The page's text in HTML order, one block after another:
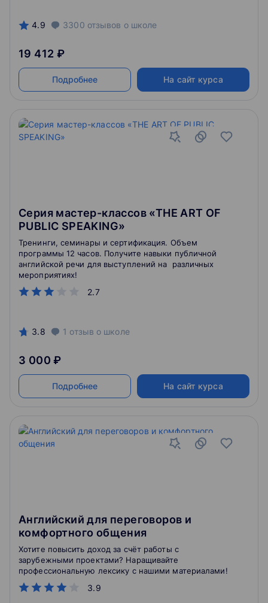
4.9 3300 отзывов о школе
19 412 ₽
Подробнее На сайт курса
Серия мастер-классов «THE ART OF
PUBLIC SPEAKING»
2.7
Тренинги, семинары и сертификация. Объем
программы 12 часов. Получите навыки публичной
английской речи для выступлений на различных
мероприятиях!
3.8 1 отзыв о школе
3 000 ₽
Подробнее На сайт курса
Английский для переговоров и
комфортного общения
3.9
Хотите повысить доход за счёт работы с
зарубежными проектами? Наращивайте
профессиональную лексику с нашими материалами!